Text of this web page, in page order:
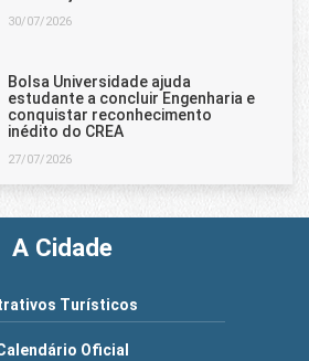
30/07/2026
Bolsa Universidade ajuda
estudante a concluir Engenharia e
conquistar reconhecimento
inédito do CREA
27/07/2026
A Cidade
Turísticos
Oficial